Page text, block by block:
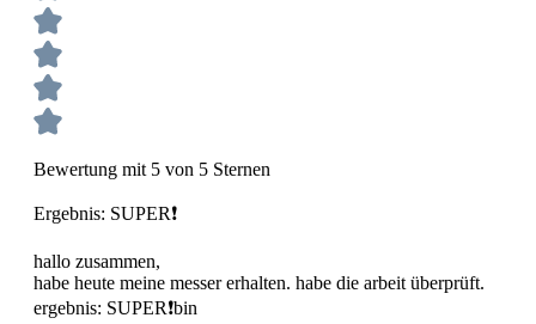
Bewertung mit 5 von 5 Sternen
Ergebnis: SUPER❗
hallo zusammen,
habe heute meine messer erhalten. habe die arbeit überprüft.
ergebnis: SUPER❗bin